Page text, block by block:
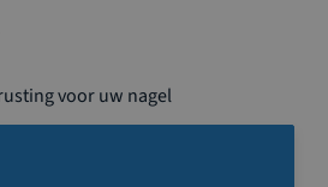
voor uw nagel